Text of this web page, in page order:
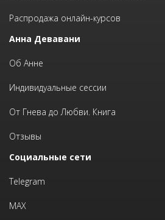
Распродажа онлайн-курсов
Анна Девавани
Об Анне
Индивидуальные сессии
От Гнева до Любви. Книга
Отзывы
Социальные сети
Telegram
MAX